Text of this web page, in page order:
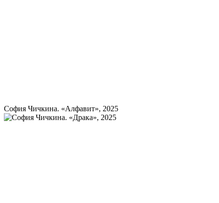
София Чичкина. «Алфавит», 2025